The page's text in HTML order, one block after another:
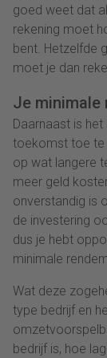
goed weet dat
rekening moet
bent. Hetzelfde
moet je dan
Je minimale
Daarnaast is
toekomst toe te
op wat langere
meer geld
onverstandig is
de investering
dus je hebt
minimale
Wat deze
type bedrijf en
bedrijf is, hoe